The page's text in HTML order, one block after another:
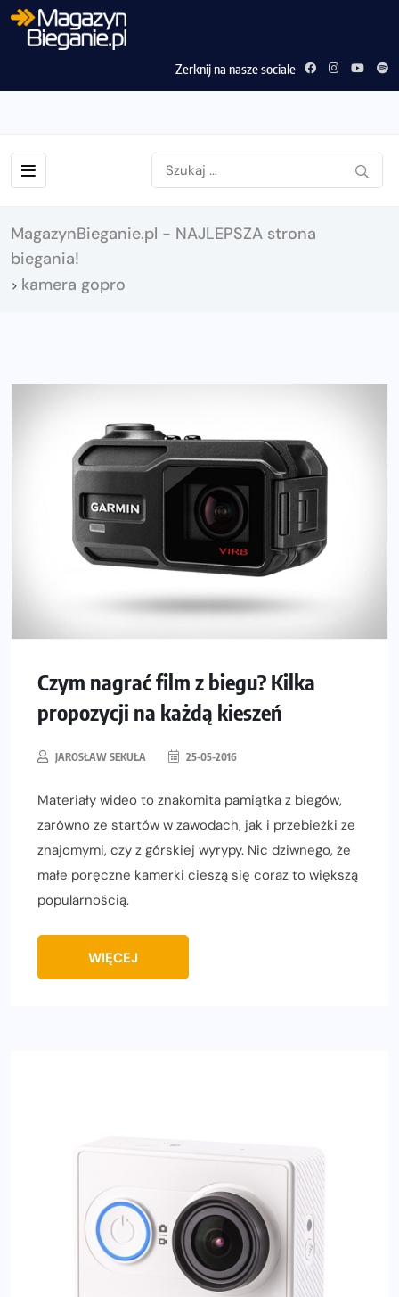
Zerknij na nasze sociale
MagazynBieganie.pl - NAJLEPSZA strona
biegania!
> kamera gopro
Czym nagrać film z biegu? Kilka
propozycji na każdą kieszeń
JAROSŁAW SEKUŁA 25-05-2016
Materiały wideo to znakomita pamiątka z biegów,
zarówno ze startów w zawodach, jak i przebieżki ze
znajomymi, czy z górskiej wyrypy. Nic dziwnego, że
małe poręczne kamerki cieszą się coraz to większą
popularnością.
WIĘCEJ